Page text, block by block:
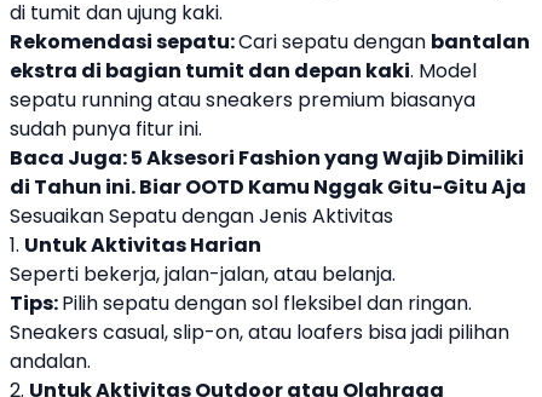
di tumit dan ujung kaki.
Rekomendasi sepatu:Cari sepatu dengan bantalan
ekstra di bagian tumit dan depan kaki. Model
sepatu running atau sneakers premium biasanya
sudah punya fitur ini.
Baca Juga:5 Aksesori Fashion yang Wajib Dimiliki
di Tahun ini. Biar OOTD Kamu Nggak Gitu-Gitu Aja
Sesuaikan Sepatu dengan Jenis Aktivitas
1. Untuk Aktivitas Harian
Seperti bekerja, jalan-jalan, atau belanja.
Tips:Pilih sepatu dengan sol fleksibel dan ringan.
Sneakers casual, slip-on, atau loafers bisa jadi pilihan
andalan.
2. Untuk Aktivitas Outdoor atau Olahraga